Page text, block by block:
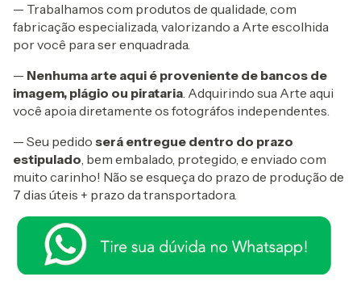
— Trabalhamos com produtos de qualidade, com
fabricação especializada, valorizando a Arte escolhida
por você para ser enquadrada.
— Nenhuma arte aqui é proveniente de bancos de
imagem, plágio ou pirataria. Adquirindo sua Arte aqui
você apoia diretamente os fotográfos independentes.
— Seu pedido será entregue dentro do prazo
estipulado, bem embalado, protegido, e enviado com
muito carinho! Não se esqueça do prazo de produção de
7 dias úteis + prazo da transportadora.